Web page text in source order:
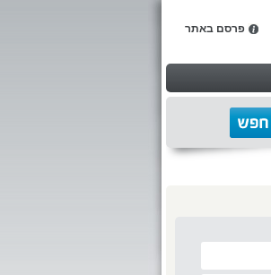
פרסם באתר